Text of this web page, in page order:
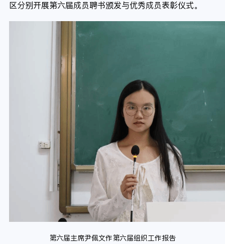
区分别开展第六届成员聘书颁发与优秀成员表彰仪式。
第六届主席尹佩文作第六届组织工作报告